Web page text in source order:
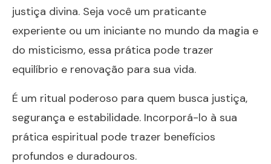
justiça divina. Seja você um praticante
experiente ou um iniciante no mundo da magia e
do misticismo, essa prática pode trazer
equilíbrio e renovação para sua vida.
É um ritual poderoso para quem busca justiça,
segurança e estabilidade. Incorporá-lo à sua
prática espiritual pode trazer benefícios
profundos e duradouros.